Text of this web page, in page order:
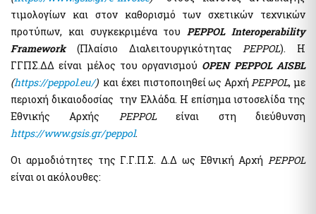
Calculation Sheets of Objective Property Valuation
Instructions - Forms
e-Forms
Other Public Administration Services
National Notification Center (NNC)- Notification Center
users' authorization and management
Private Sector User Authorization Service for access to
Real Beneficiaries Register
Protection of companies affected by Covid-19
Traceability System for Tobacco Products (ID Issuer)
Real estate
Electronic Protection Platform of main residence
APAA Objective System of preperty Evaluation
APPA Zone Price Estimates
Real Estate Transactions Valuation Register
Real estate sq.m. correction statement platform to the Local
τιμολογίων και στον καθορισμό των σχετικών τεχνικών
προτύπων, και συγκεκριμένα τουPEPPOL Interoperability
Framework
(Πλαίσιο ΔιαλειτουργικότηταςPEPPOL). Η
ΓΓΠΣ.ΔΔ είναι μέλος του οργανισμού OPEN PEPPOL AISBL
(https://peppol.eu/)και έχει πιστοποιηθεί ως ΑρχήPEPPOL, με
περιοχή δικαιοδοσίας την Ελλάδα. Η επίσημα ιστοσελίδα της
Εθνικής Αρχής PEPPOLείναι στη διεύθυνση
https://www.gsis.gr/peppol.
Οι αρμοδιότητες της Γ.Γ.Π.Σ. Δ.Δ ως Εθνική Αρχή PEPPOL
είναι οι ακόλουθες: